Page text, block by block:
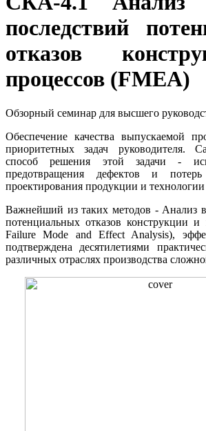
последствий
отказов
процессов (FMEA)
Обзорный семинар для высшего
Обеспечение качества выпускаемой
приоритетных задач руководителя.
способ решения этой задачи -
предотвращения дефектов и
проектирования продукции и технологии
Важнейший из таких методов - Анализ
потенциальных отказов конструкции
Failure Mode and Effect Analysis),
подтверждена десятилетиями
различных отраслях производства